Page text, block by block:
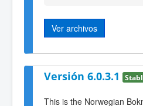
Ver archivos
Versión 6.0.3.1
This is the Norwegian